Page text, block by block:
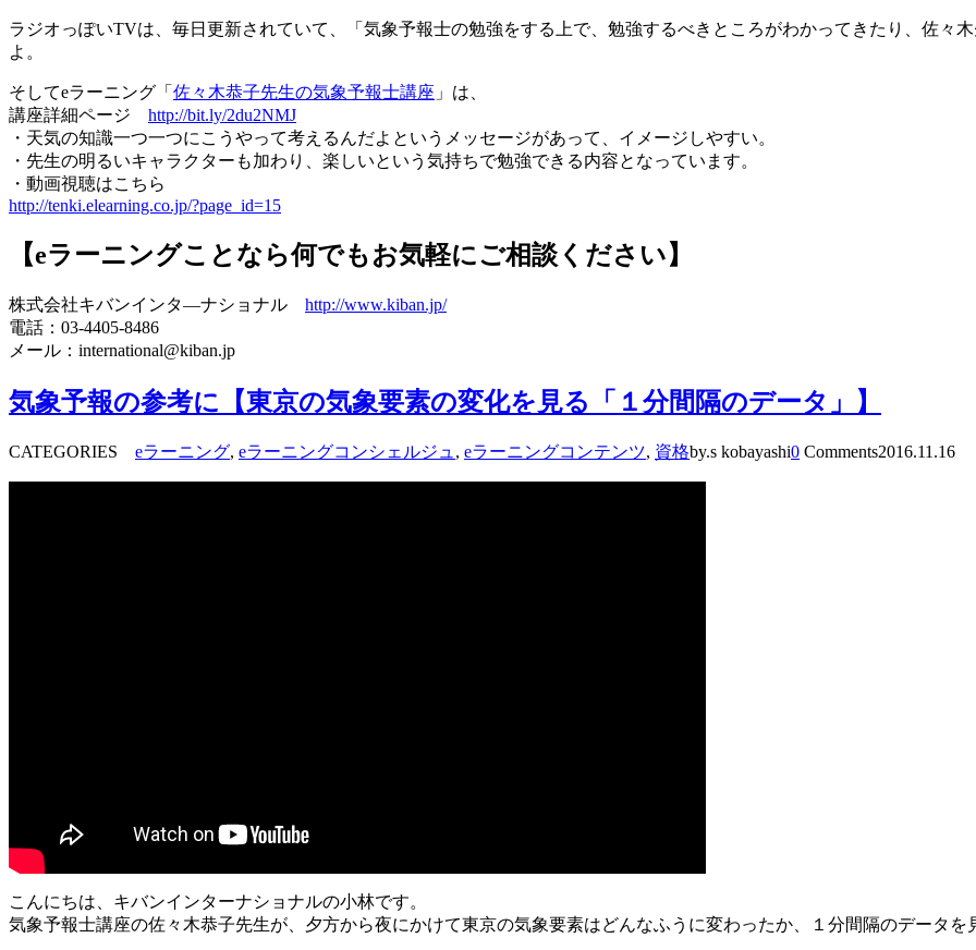
ラジオっぽいTVは、毎日更新されていて、「気象予報士の勉強をする上で、勉強するべきところがわかってきたり、佐々
よ。
そしてeラーニング「 佐々木恭子先生の気象予報士講座 」は、
講座詳細ページ http://bit.ly/2du2NMJ
・天気の知識一つ一つにこうやって考えるんだよというメッセージがあって、イメージしやすい。
・先生の明るいキャラクターも加わり、楽しいという気持ちで勉強できる内容となっています。
・動画視聴はこちら
http://tenki.elearning.co.jp/?page_id=15
【eラーニングことなら何でもお気軽にご相談ください】
株式会社キバンインタ―ナショナル http://www.kiban.jp/
電話：03-4405-8486
メール：international@kiban.jp
気象予報の参考に【東京の気象要素の変化を見る「１分間隔のデータ」】
CATEGORIES eラーニング, eラーニングコンシェルジュ , eラーニングコンテンツ, 資格by.s kobayashi0 Comments2016.11.16
こんにちは、キバンインターナショナルの小林です。
気象予報士講座の佐々木恭子先生が、夕方から夜にかけて東京の気象要素はどんなふうに変わったか、１分間隔のデータ